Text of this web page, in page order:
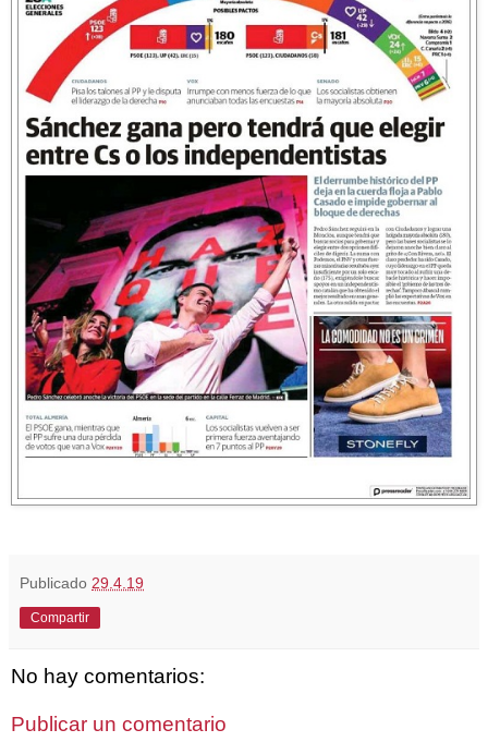
Publicado 29.4.19
Compartir
No hay comentarios:
Publicar un comentario